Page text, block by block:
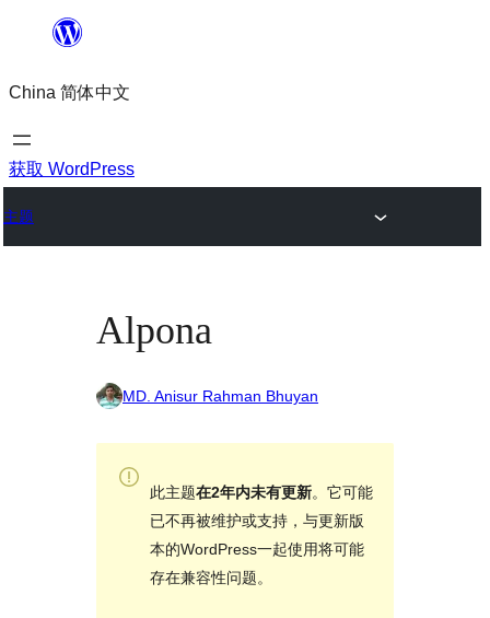
内
容
China 简体中文
获取 WordPress
主题
Alpona
MD. Anisur Rahman Bhuyan
此主题在2年内未有更新。它可能
已不再被维护或支持，与更新版
本的WordPress一起使用将可能
存在兼容性问题。